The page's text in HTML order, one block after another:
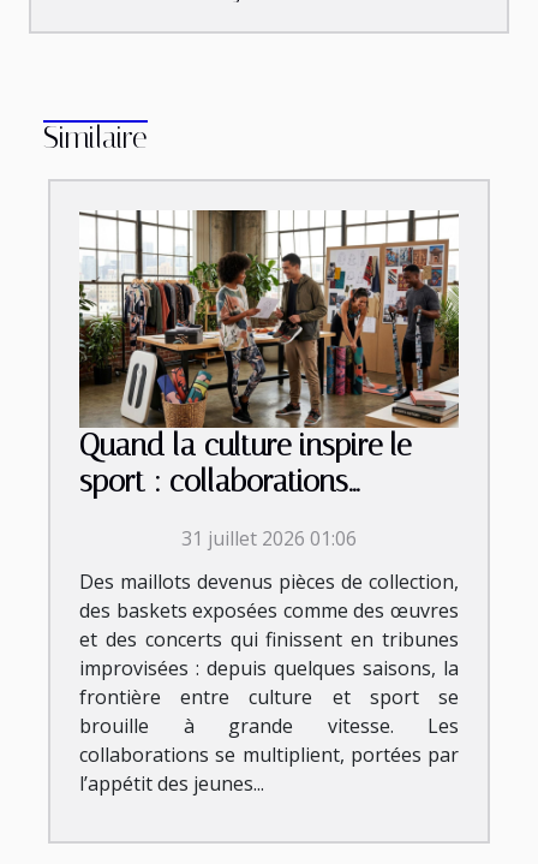
Similaire
Quand la culture inspire le
sport : collaborations
émergentes31 juillet 2026 01:06
Des maillots devenus pièces de collection,
des baskets exposées comme des œuvres
et des concerts qui finissent en tribunes
improvisées : depuis quelques saisons, la
frontière entre culture et sport se
brouille à grande vitesse. Les
collaborations se multiplient, portées par
l’appétit des jeunes...